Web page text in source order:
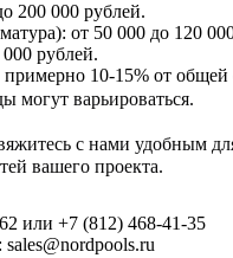
200 000 рублей.
от 50 000 до 120
рублей.
10-15% от общей
могут варьироваться.
с нами удобным
вашего проекта.
или +7 (812) 468-41-35
sales@nordpools.ru